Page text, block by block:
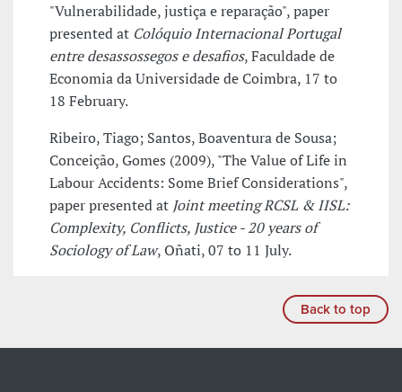
"Vulnerabilidade, justiça e reparação", paper
presented at Colóquio Internacional Portugal
entre desassossegos e desafios, Faculdade de
Economia da Universidade de Coimbra, 17 to
18 February.
Ribeiro, Tiago; Santos, Boaventura de Sousa;
Conceição, Gomes (2009), "The Value of Life in
Labour Accidents: Some Brief Considerations",
paper presented at Joint meeting RCSL & IISL:
Complexity, Conflicts, Justice - 20 years of
Sociology of Law, Oñati, 07 to 11 July.
Back to top